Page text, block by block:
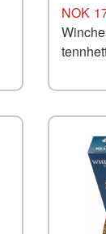
Pris
NOK